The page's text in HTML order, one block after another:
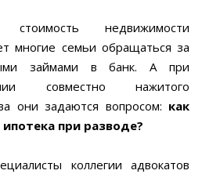
стоимость недвижимости
многие семьи обращаться за
займами в банк. А при
совместно нажитого
они задаются вопросом: как
при разводе?
коллегии адвокатов